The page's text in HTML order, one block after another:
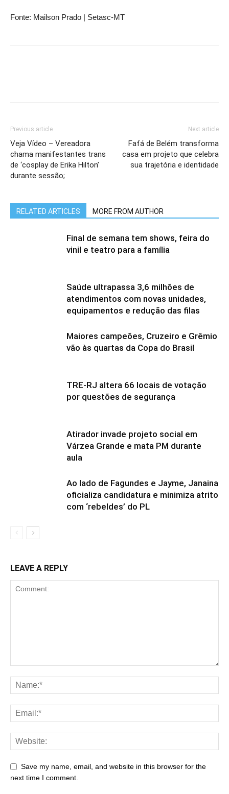
Fonte: Mailson Prado | Setasc-MT
Previous article
Veja Vídeo – Vereadora
chama manifestantes trans
de ‘cosplay de Erika Hilton’
durante sessão;
Next article
Fafá de Belém transforma
casa em projeto que celebra
sua trajetória e identidade
RELATED ARTICLES MORE FROM AUTHOR
Final de semana tem shows, feira do
vinil e teatro para a família
Saúde ultrapassa 3,6 milhões de
atendimentos com novas unidades,
equipamentos e redução das filas
Maiores campeões, Cruzeiro e Grêmio
vão às quartas da Copa do Brasil
TRE-RJ altera 66 locais de votação
por questões de segurança
Atirador invade projeto social em
Várzea Grande e mata PM durante
aula
Ao lado de Fagundes e Jayme, Janaina
oficializa candidatura e minimiza atrito
com ‘rebeldes’ do PL
LEAVE A REPLY
Save my name, email, and website in this browser for the
next time I comment.